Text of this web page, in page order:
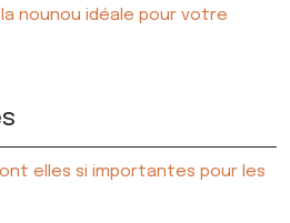
nounou idéale pour votre
elles si importantes pour les